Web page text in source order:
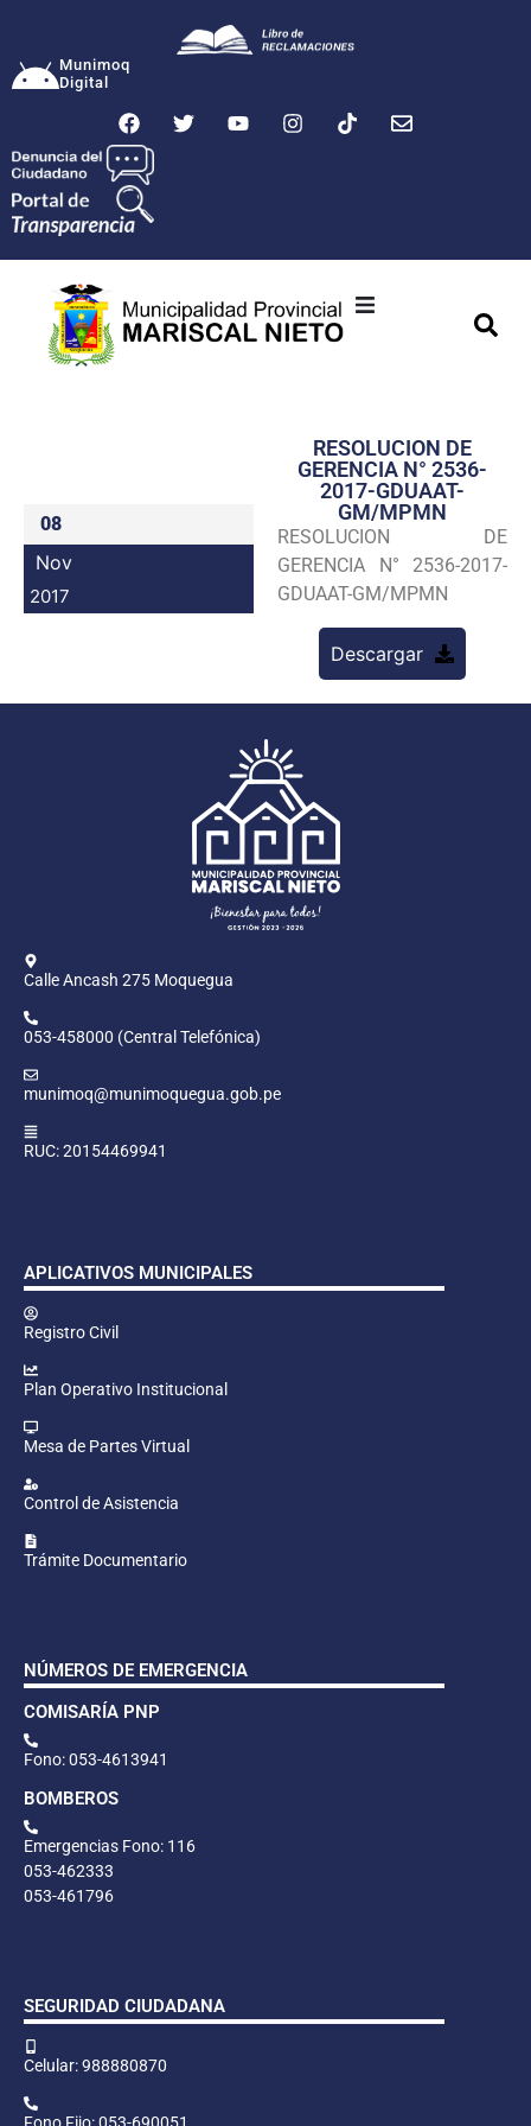
Munimoq
Digital
Transparencia
Seguridad
Programas
08
Nov
2017
RESOLUCION DE
GERENCIA N° 2536-
2017-GDUAAT-
GM/MPMN
RESOLUCION DE
GERENCIA N° 2536-2017-
GDUAAT-GM/MPMN
Descargar
Calle Ancash 275 Moquegua
053-458000 (Central Telefónica)
munimoq@munimoquegua.gob.pe
RUC: 20154469941
APLICATIVOS MUNICIPALES
Registro Civil
Plan Operativo Institucional
Mesa de Partes Virtual
Control de Asistencia
Trámite Documentario
NÚMEROS DE EMERGENCIA
COMISARÍA PNP
Fono: 053-4613941
BOMBEROS
Emergencias Fono: 116
053-462333
053-461796
SEGURIDAD CIUDADANA
Celular: 988880870
Fono Fijo: 053-690051